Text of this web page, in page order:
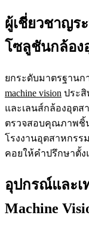
ผู้เชี่ยวชาญร
โซลูชันกล้อง
ยกระดับมาตรฐานก
machine vision ประสิ
และเลนส์กล้องอุตส
ตรวจสอบคุณภาพชิ้
โรงงานอุตสาหกรร
คอยให้คำปรึกษาตั้
อุปกรณ์และเ
Machine